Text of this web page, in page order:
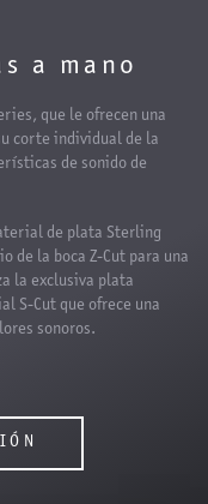
a mano
que le ofrecen una
corte individual de la
de sonido de
de plata Sterling
de la boca Z-Cut para una
la exclusiva plata
S-Cut que ofrece una
sonoros.